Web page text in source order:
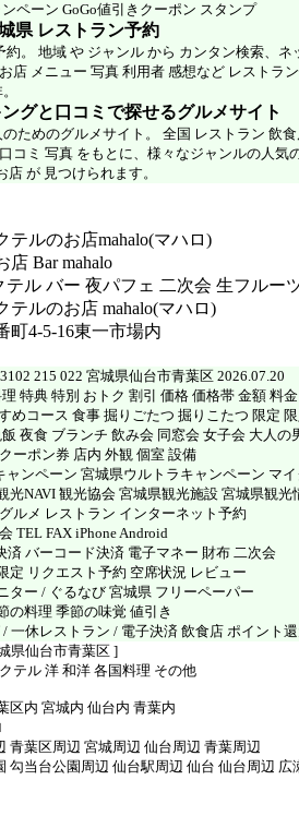
ペーン GoGo値引きクーポン スタンプ
県 レストラン予約
。 地域 や ジャンル から カンタン検索、ネ
店 メニュー 写真 利用者 感想など レストラ
グと口コミで探せるグルメサイト
ためのグルメサイト。 全国 レストラン 飲
コミ 写真 をもとに、様々なジャンルの人気
店 が 見つけられます。
ルのお店mahalo(マハロ)
Bar mahalo
ル バー 夜パフェ 二次会 生フルー
ルのお店 mahalo(マハロ)
町4-5-16東一市場内
215 022 宮城県仙台市青葉区 2026.07.20
特典 特別 おトク 割引 価格 価格帯 金額 料
めコース 食事 掘りごたつ 掘りこたつ 限定
夜食 ブランチ 飲み会 同窓会 女子会 大人の
ーポン券 店内 外観 個室 設備
ャンペーン 宮城県ウルトラキャンペーン マ
光NAVI 観光協会 宮城県観光施設 宮城県観光
ルメ レストラン インターネット予約
TEL FAX iPhone Android
済 バーコード決済 電子マネー 財布 二次会
定 リクエスト予約 空席状況 レビュー
ター / ぐるなび 宮城県 フリーペーパー
の料理 季節の味覚 値引き
一休レストラン / 電子決済 飲食店 ポイント
県仙台市青葉区 ]
テル 洋 和洋 各国料理 その他
区内 宮城内 仙台内 青葉内
青葉区周辺 宮城周辺 仙台周辺 青葉周辺
勾当台公園周辺 仙台駅周辺 仙台 仙台周辺